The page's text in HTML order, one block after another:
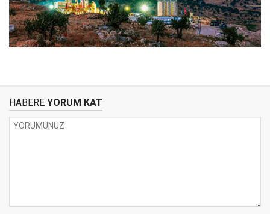
HABERE YORUM KAT